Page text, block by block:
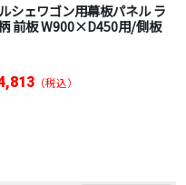
シェワゴン用幕板パネル ラ
前板 W900×D450用/側板
（税込）